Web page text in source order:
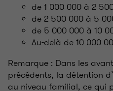
de 1 000 000 à 2
de 2 500 000 à 5
de 5 000 000 à 10
Au-delà de 10 000
Remarque : Dans les
précédents, la détention
au niveau familial, ce qui